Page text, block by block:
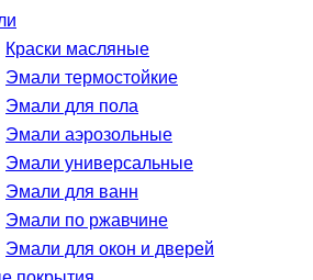
Краски масляные
Эмали термостойкие
Эмали для пола
Эмали аэрозольные
Эмали универсальные
Эмали для ванн
Эмали по ржавчине
Эмали для окон и дверей